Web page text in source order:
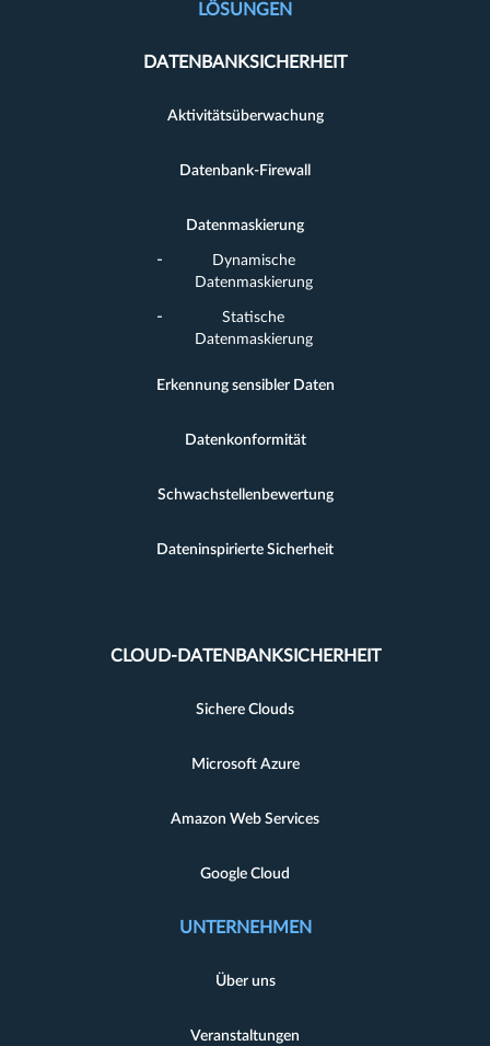
LÖSUNGEN
DATENBANKSICHERHEIT
Aktivitätsüberwachung
Datenbank-Firewall
Datenmaskierung
Dynamische
Datenmaskierung
Statische
Datenmaskierung
Erkennung sensibler Daten
Datenkonformität
Schwachstellenbewertung
Dateninspirierte Sicherheit
CLOUD-DATENBANKSICHERHEIT
Sichere Clouds
Microsoft Azure
Amazon Web Services
Google Cloud
UNTERNEHMEN
Über uns
Veranstaltungen